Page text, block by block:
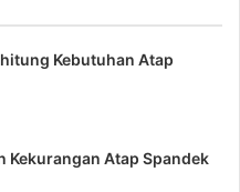
Kebutuhan Atap
Kekurangan Atap Spandek